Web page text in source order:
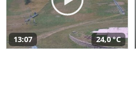
13:07 24,0 °C